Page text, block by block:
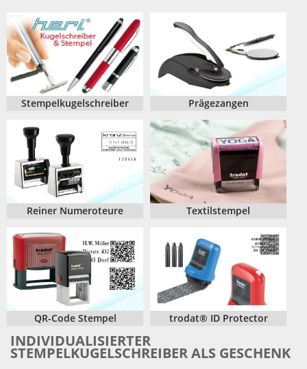
Stempelkugelschreiber Prägezangen
Reiner Numeroteure Textilstempel
QR-Code Stempel trodat® ID Protector
INDIVIDUALISIERTER
STEMPELKUGELSCHREIBER ALS GESCHENK